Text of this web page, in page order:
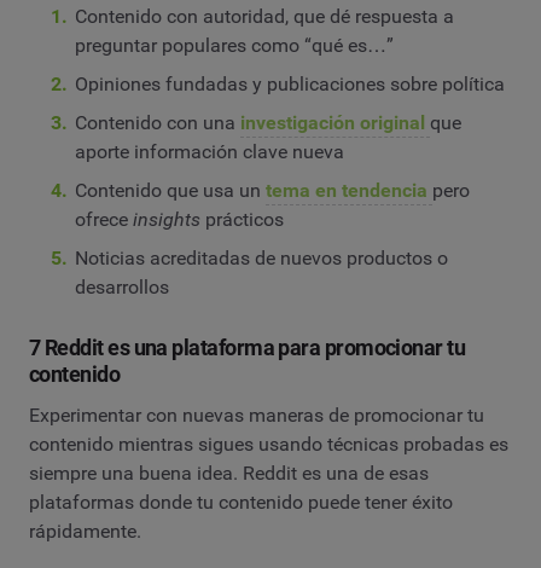
Contenido con autoridad, que dé respuesta a
preguntar populares como “qué es…”
Opiniones fundadas y publicaciones sobre política
Contenido con una investigación original que
aporte información clave nueva
Contenido que usa untema en tendencia pero
ofreceinsights prácticos
Noticias acreditadas de nuevos productos o
desarrollos
7 Reddit es una plataforma para promocionar tu
contenido
Experimentar con nuevas maneras de promocionar tu
contenido mientras sigues usando técnicas probadas es
siempre una buena idea. Reddit es una de esas
plataformas donde tu contenido puede tener éxito
rápidamente.